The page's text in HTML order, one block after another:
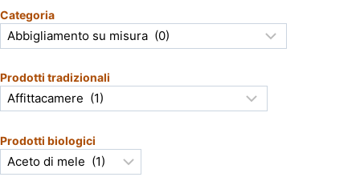
Categoria
Prodotti tradizionali
Prodotti biologici